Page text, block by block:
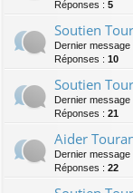
Réponses : 5
Soutien
Dernier message
Réponses : 10
Soutien
Dernier message
Réponses : 21
Aider
Dernier message
Réponses : 22